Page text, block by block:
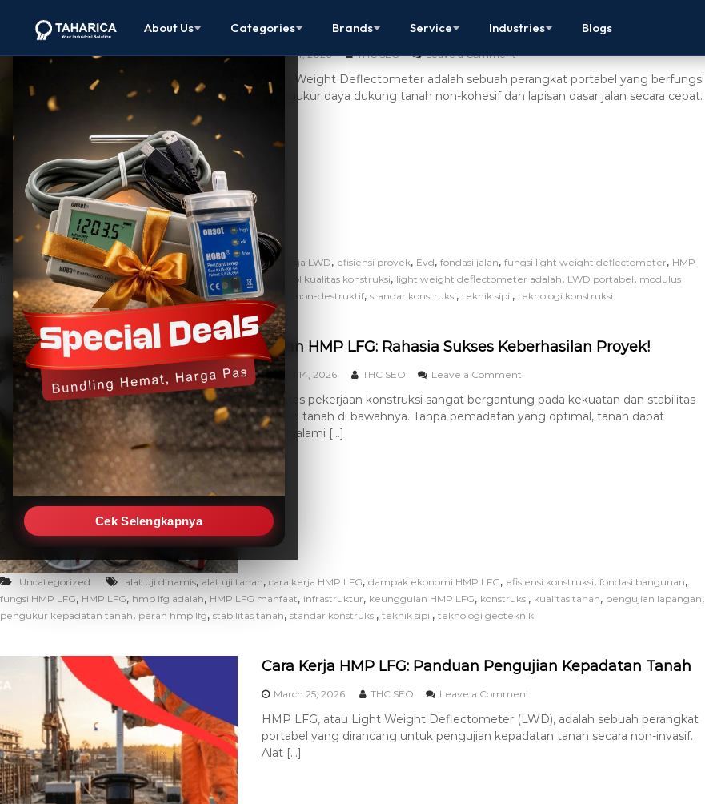
Cek Selengkapnya
About Us Categories Brands Service Industries Blogs
Light Weight deflectometer adalah Alat Uji Tanah Modern
May 4, 2026 THC SEO Leave a Comment
Light Weight Deflectometer adalah sebuah perangkat portabel yang berfungsi
mengukur daya dukung tanah non-kohesif dan lapisan dasar jalan secara cepat.
Artikel alat berat,alat uji kepadatan tanah,cara kerja LWD, efisiensi proyek, Evd, fondasi jalan, fungsi light weight deflectometer, HMP
LFG ,infrastruktur,kepadatan tanah,keunggulan LWD, kontrol kualitas konstruksi, light weight deflectometer adalah, LWD portabel, modulus
deformasi dinamis,pengujian daya dukung tanah,pengujian non-destruktif, standar konstruksi, teknik sipil, teknologi konstruksi
Peran HMP LFG: Rahasia Sukses Keberhasilan Proyek!
April 14, 2026 THC SEO Leave a Comment
Kualitas pekerjaan konstruksi sangat bergantung pada kekuatan dan stabilitas
lapisan tanah di bawahnya. Tanpa pemadatan yang optimal, tanah dapat
mengalami […]
Uncategorized alat uji dinamis, alat uji tanah, cara kerja HMP LFG, dampak ekonomi HMP LFG, efisiensi konstruksi, fondasi bangunan,
fungsi HMP LFG, HMP LFG, hmp lfg adalah, HMP LFG manfaat, infrastruktur, keunggulan HMP LFG, konstruksi, kualitas tanah, pengujian lapangan,
pengukur kepadatan tanah, peran hmp lfg, stabilitas tanah, standar konstruksi, teknik sipil, teknologi geoteknik
Cara Kerja HMP LFG: Panduan Pengujian Kepadatan Tanah
March 25, 2026 THC SEO Leave a Comment
HMP LFG, atau Light Weight Deflectometer (LWD), adalah sebuah perangkat
portabel yang dirancang untuk pengujian kepadatan tanah secara non-invasif.
Alat […]